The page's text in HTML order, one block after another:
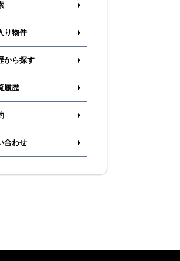
り物件
から探す
履歴
合わせ